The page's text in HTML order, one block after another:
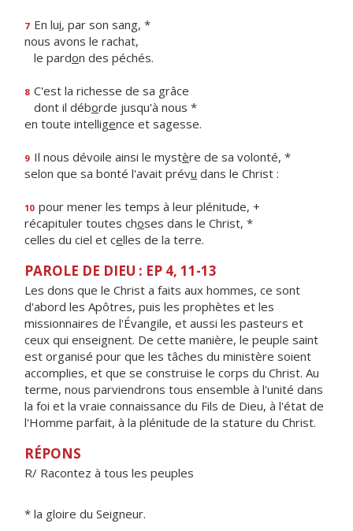
7 En lui, par son sang, *
nous avons le rachat,
le pardon des péchés.
8 C'est la richesse de sa grâce
dont il déborde jusqu'à nous *
en toute intelligence et sagesse.
9 Il nous dévoile ainsi le mystère de sa volonté, *
selon que sa bonté l'avait prévu dans le Christ :
10 pour mener les temps à leur plénitude, +
récapituler toutes choses dans le Christ, *
celles du ciel et celles de la terre.
PAROLE DE DIEU : EP 4, 11-13
Les dons que le Christ a faits aux hommes, ce sont
d'abord les Apôtres, puis les prophètes et les
missionnaires de l'Évangile, et aussi les pasteurs et
ceux qui enseignent. De cette manière, le peuple saint
est organisé pour que les tâches du ministère soient
accomplies, et que se construise le corps du Christ. Au
terme, nous parviendrons tous ensemble à l'unité dans
la foi et la vraie connaissance du Fils de Dieu, à l'état de
l'Homme parfait, à la plénitude de la stature du Christ.
RÉPONS
R/ Racontez à tous les peuples
* la gloire du Seigneur.